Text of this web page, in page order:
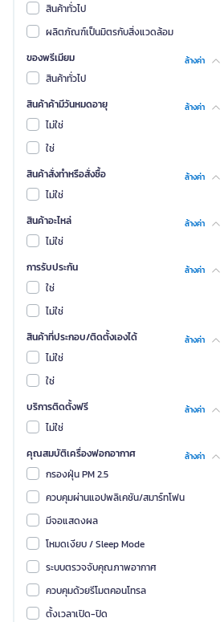
โพโค
CMF BY NOTHING
Redmi
เวนซ์
Non-Brand
REALME
ZTE
เสี่ยวมี่
ASUS ROG
Bosch
GARMIN
บูลดอท
อิ๊งเบิร์ด
เอ็กเรียล
โบยา
ASAKI
Anker
BETENO
BLL
DAIKIN
JBL
JLAB
LECOO
Perfects
Pisen
Remax
SHARP
สินค้าทั่วไป
ผลิตภัณฑ์เป็นมิตรกับสิ่งแวดล้อม
ของพรีเมียม
ล้างค่า
สินค้าทั่วไป
สินค้าค้ามีวันหมดอายุ
ล้างค่า
ไม่ใช่
ใช่
สินค้าสั่งทำหรือสั่งซื้อ
ล้างค่า
ไม่ใช่
สินค้าอะไหล่
ล้างค่า
ไม่ใช่
การรับประกัน
ล้างค่า
ใช่
ไม่ใช่
สินค้าที่ประกอบ/ติดตั้งเองได้
ล้างค่า
ไม่ใช่
ใช่
บริการติดตั้งฟรี
ล้างค่า
ไม่ใช่
คุณสมบัติเครื่องฟอกอากาศ
ล้างค่า
กรองฝุ่น PM 2.5
ควบคุมผ่านแอปพลิเคชัน/สมาร์ทโฟน
มีจอแสดงผล
โหมดเงียบ / Sleep Mode
ระบบตรวจจับคุณภาพอากาศ
ควบคุมด้วยรีโมตคอนโทรล
ตั้งเวลาเปิด-ปิด